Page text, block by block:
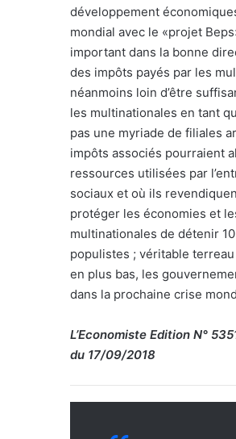
développement
mondial avec le «projet
important dans la bonne
des impôts payés par les
néanmoins loin d’être
les multinationales en tant
pas une myriade de filiales
impôts associés pourraient
ressources utilisées par
sociaux et où ils
protéger les économies et
multinationales de détenir
populistes ; véritable
en plus bas, les
dans la prochaine crise
L’Economiste Edition N°
du 17/09/2018